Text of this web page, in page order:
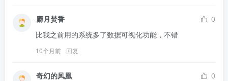
麝月焚香
0
比我之前用的系统多了数据可视化功能，不错
10个月前 回复
奇幻的凤凰
0